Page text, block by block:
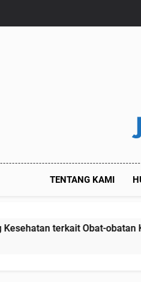
TENTANG KAMI
Obat-obatan Kadaluarsa dan